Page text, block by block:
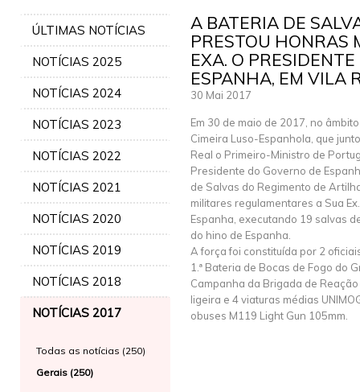
ÚLTIMAS NOTÍCIAS
NOTÍCIAS 2025
NOTÍCIAS 2024
NOTÍCIAS 2023
NOTÍCIAS 2022
NOTÍCIAS 2021
NOTÍCIAS 2020
NOTÍCIAS 2019
NOTÍCIAS 2018
NOTÍCIAS 2017
Todas as notícias (250)
Gerais (250)
A BATERIA DE
PRESTOU HONRAS
EXA. O
ESPANHA, EM VILA
30 Mai 2017
Em 30 de maio de 2017, no âmbito
Cimeira Luso-Espanhola, que
Real o Primeiro-Ministro de
Presidente do Governo de
de Salvas do Regimento de
militares regulamentares a Sua
Espanha, executando 19 salvas
do hino de Espanha.
A força foi constituída por 2
1.ª Bateria de Bocas de Fogo do
Campanha da Brigada de
ligeira e 4 viaturas médias
obuses M119 Light Gun 105mm.